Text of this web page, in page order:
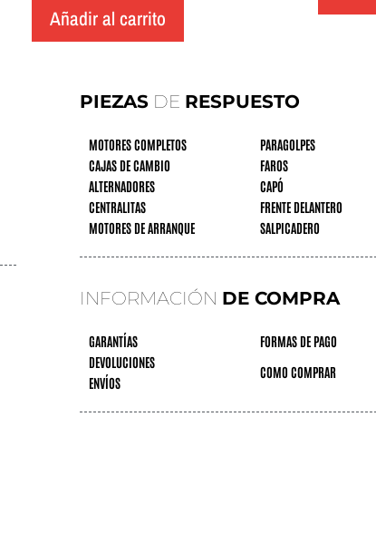
Añadir al carrito
PIEZASDE RESPUESTO
MOTORES COMPLETOS
CAJAS DE CAMBIO
ALTERNADORES
CENTRALITAS
MOTORES DE ARRANQUE
PARAGOLPES
FAROS
CAPÓ
FRENTE DELANTERO
SALPICADERO
INFORMACIÓN DE COMPRA
GARANTÍAS
DEVOLUCIONES
ENVÍOS
FORMAS DE PAGO
COMO COMPRAR